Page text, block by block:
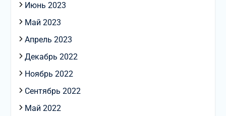
Июнь 2023
Май 2023
Апрель 2023
Декабрь 2022
Ноябрь 2022
Сентябрь 2022
Май 2022